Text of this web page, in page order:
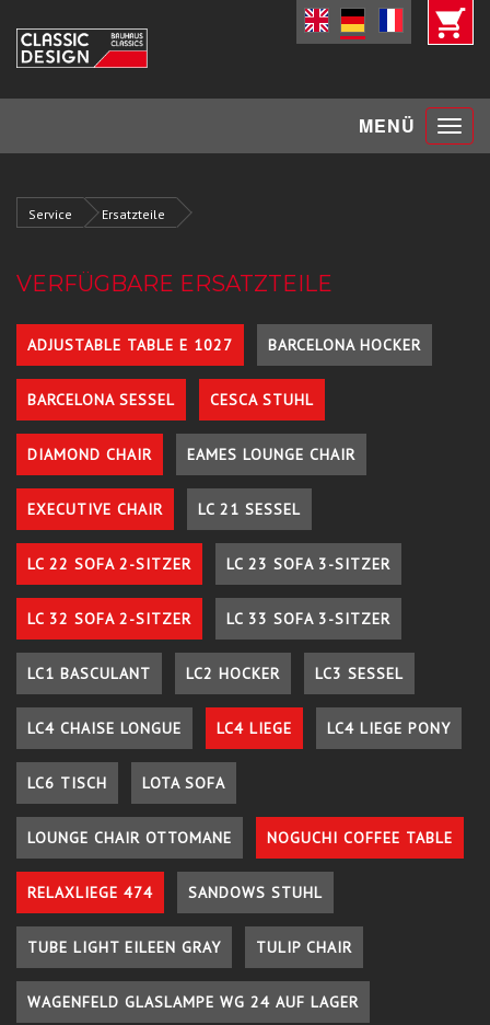
MENÜ Toggle
Service Ersatzteile
VERFÜGBARE ERSATZTEILE
ADJUSTABLE TABLE E 1027 BARCELONA HOCKER
BARCELONA SESSEL CESCA STUHL
DIAMOND CHAIR EAMES LOUNGE CHAIR
EXECUTIVE CHAIR LC 21 SESSEL
LC 22 SOFA 2-SITZER LC 23 SOFA 3-SITZER
LC 32 SOFA 2-SITZER LC 33 SOFA 3-SITZER
LC1 BASCULANT LC2 HOCKER LC3 SESSEL
LC4 CHAISE LONGUE LC4 LIEGE LC4 LIEGE PONY
LC6 TISCH LOTA SOFA
LOUNGE CHAIR OTTOMANE NOGUCHI COFFEE TABLE
RELAXLIEGE 474 SANDOWS STUHL
TUBE LIGHT EILEEN GRAY TULIP CHAIR
WAGENFELD GLASLAMPE WG 24 AUF LAGER